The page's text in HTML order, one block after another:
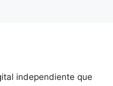
independiente que